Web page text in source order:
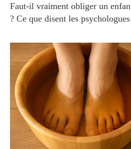
Faut‑il vraiment obliger un
? Ce que disent les psychologues